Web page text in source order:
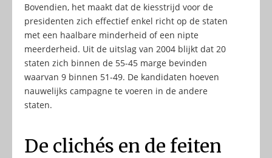
Bovendien, het maakt dat de kiesstrijd voor de
presidenten zich effectief enkel richt op de staten
met een haalbare minderheid of een nipte
meerderheid. Uit de uitslag van 2004 blijkt dat 20
staten zich binnen de 55-45 marge bevinden
waarvan 9 binnen 51-49. De kandidaten hoeven
nauwelijks campagne te voeren in de andere
staten.
De clichés en de feiten